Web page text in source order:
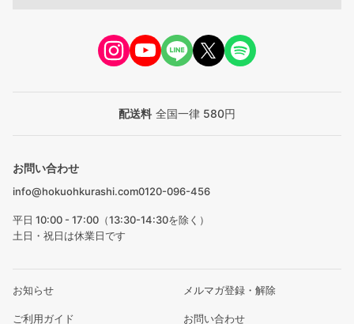
配送料 全国一律 580円
お問い合わせ
info@hokuohkurashi.com0120-096-456
平日 10:00 - 17:00（13:30-14:30を除く）
土日・祝日は休業日です
お知らせ メルマガ登録・解除
ご利用ガイド お問い合わせ